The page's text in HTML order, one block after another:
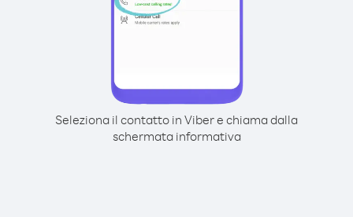
Seleziona il contatto in Viber e chiama dalla
schermata informativa